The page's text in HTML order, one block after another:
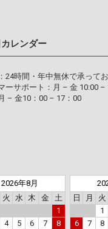
レンダー
24時間・年中無休で承ってお
ーサポート：月 – 金 10:00 –
– 金10：00 – 17：00
2026年8月
火 水 木 金
土
1
4 5 6 7
8
日
月 火
1
6
7 8